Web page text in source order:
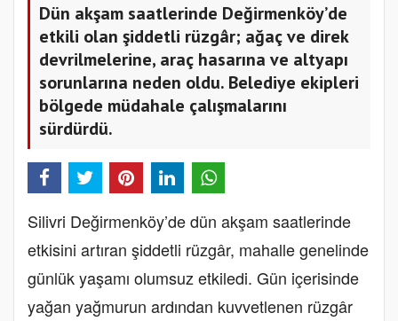
Dün akşam saatlerinde Değirmenköy’de
etkili olan şiddetli rüzgâr; ağaç ve direk
devrilmelerine, araç hasarına ve altyapı
sorunlarına neden oldu. Belediye ekipleri
bölgede müdahale çalışmalarını
sürdürdü.
Silivri Değirmenköy’de dün akşam saatlerinde
etkisini artıran şiddetli rüzgâr, mahalle genelinde
günlük yaşamı olumsuz etkiledi. Gün içerisinde
yağan yağmurun ardından kuvvetlenen rüzgâr